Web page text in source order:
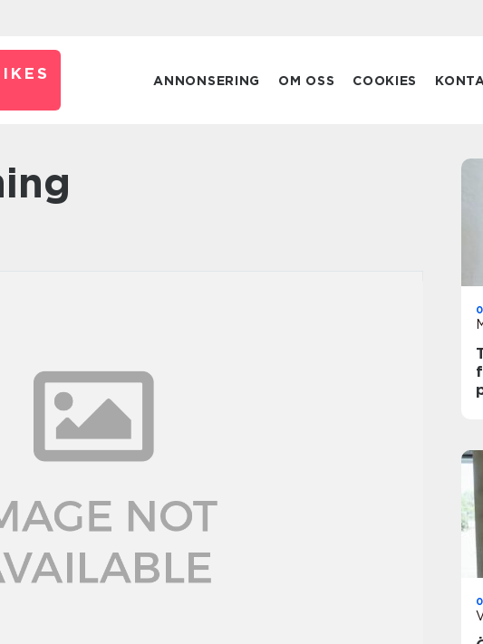
ANNONSERING OM OSS COOKIES